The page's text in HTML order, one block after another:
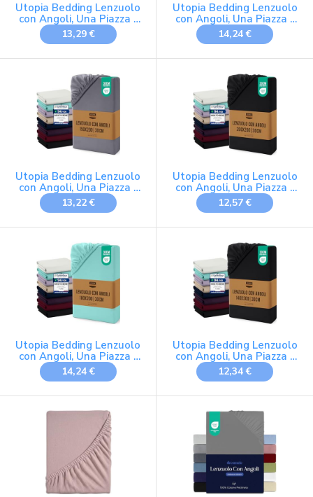
Utopia Bedding Lenzuolo
con Angoli, Una Piazza -
90x200x30 cm - Grigio
13,29 €
Utopia Bedding Lenzuolo
con Angoli, Una Piazza -
200x200x30 cm - Grigio
14,24 €
Utopia Bedding Lenzuolo
con Angoli, Una Piazza -
150x200x30 cm - Grigio
13,22 €
Utopia Bedding Lenzuolo
con Angoli, Una Piazza -
200x200x30 cm - Nero
12,57 €
Utopia Bedding Lenzuolo
con Angoli, Una Piazza -
180x200x30 cm - Blu Spa
14,24 €
Utopia Bedding Lenzuolo
con Angoli, Una Piazza -
140X200x30 cm - Nero
12,34 €